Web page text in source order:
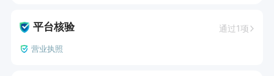
平台核验 通过1项
营业执照